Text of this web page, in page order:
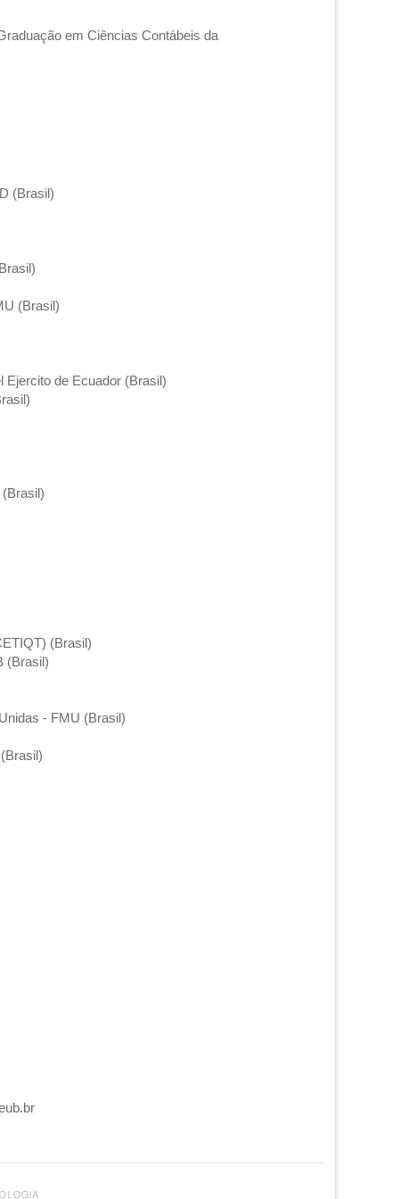
em Ciências Contábeis da
(Brasil)
(Brasil)
Ejercito de Ecuador (Brasil)
(Brasil)
(Brasil)
- FMU (Brasil)